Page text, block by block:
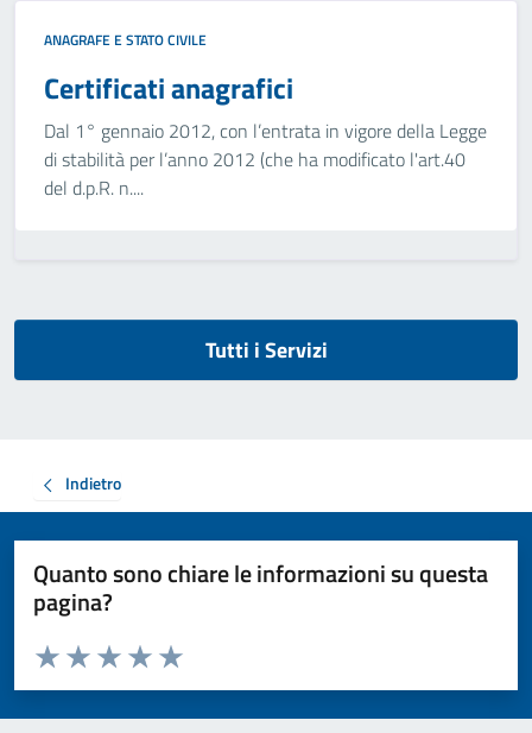
ANAGRAFE E STATO CIVILE
Certificati anagrafici
Dal 1° gennaio 2012, con l’entrata in vigore della Legge
di stabilità per l’anno 2012 (che ha modificato l'art.40
del d.p.R. n....
Tutti i Servizi
Indietro
Quanto sono chiare le informazioni su questa
pagina?
Valuta da 1 a 5 stelle la pagina
Valuta 5 stelle su 5
Valuta 4 stelle su 5
Valuta 3 stelle su 5
Valuta 2 stelle su 5
Valuta 1 stelle su 5